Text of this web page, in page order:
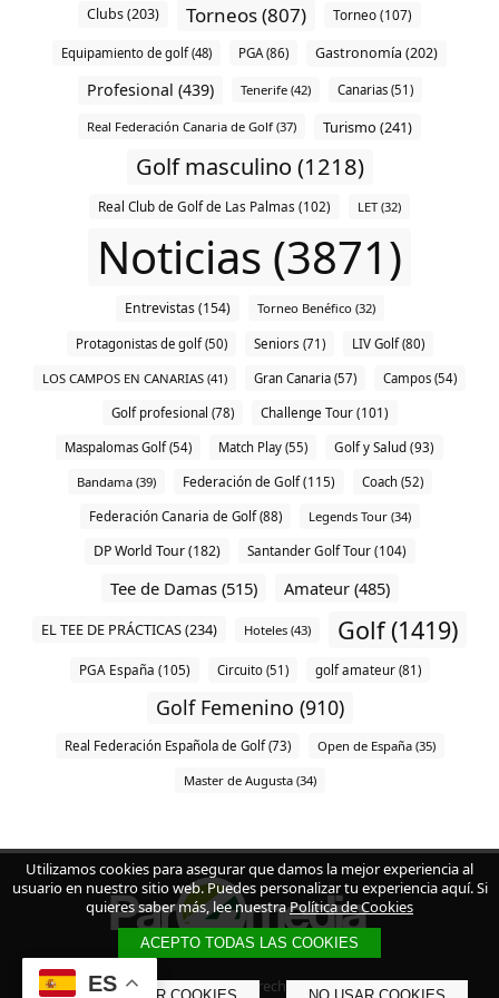
Clubs (203) Torneos (807) Torneo (107)
Equipamiento de golf (48) PGA (86) Gastronomía (202)
Profesional (439) Tenerife (42) Canarias (51)
Real Federación Canaria de Golf (37) Turismo (241)
Golf masculino (1218)
Real Club de Golf de Las Palmas (102) LET (32)
Noticias (3871)
Entrevistas (154) Torneo Benéfico (32)
Protagonistas de golf (50) Seniors (71) LIV Golf (80)
LOS CAMPOS EN CANARIAS (41) Gran Canaria (57) Campos (54)
Golf profesional (78) Challenge Tour (101)
Maspalomas Golf (54) Match Play (55) Golf y Salud (93)
Bandama (39) Federación de Golf (115) Coach (52)
Federación Canaria de Golf (88) Legends Tour (34)
DP World Tour (182) Santander Golf Tour (104)
Tee de Damas (515) Amateur (485)
EL TEE DE PRÁCTICAS (234) Hoteles (43) Golf (1419)
PGA España (105) Circuito (51) golf amateur (81)
Golf Femenino (910)
Real Federación Española de Golf (73) Open de España (35)
Master de Augusta (34)
© 2023 - Todos los derechos reservados.
Utilizamos cookies para asegurar que damos la mejor experiencia al
usuario en nuestro sitio web. Puedes personalizar tu experiencia aquí. Si
quieres saber más, lee nuestraPolítica de Cookies
ACEPTO TODAS LAS COOKIES
ES